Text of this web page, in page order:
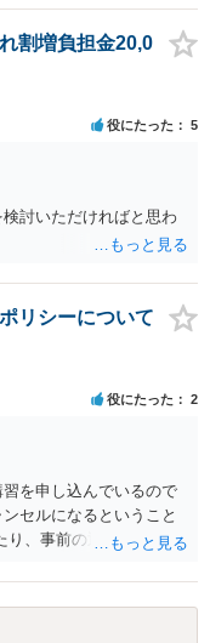
トが「権利、義務又は事
かは、具体的な裁判とな
測できません。 私見で
計算シートはあくまで
体的に算定することに
証明に関する電磁的記
１６１条の２は「人の
かっているため、当該
せん。
割増負担金20,0
役にたった 5
討いただければと思わ
リシーについて
役にたった 2
を申し込んでいるので
セルになるということ
り、事前の通知なく不参